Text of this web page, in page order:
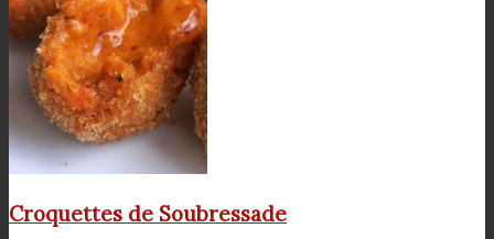
Croquettes de Soubressade